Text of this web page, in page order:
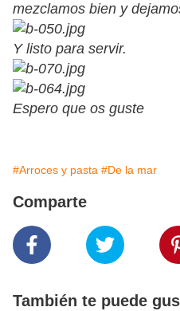
mezclamos bien y
Y listo para servir.
Espero que os guste
#Arroces y pasta #De la mar
Comparte
También te puede